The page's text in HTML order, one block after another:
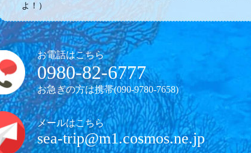
よ！）
お電話はこちら
0980-82-6777
お急ぎの方は携帯(090-9780-7658)
メールはこちら
sea-trip@m1.cosmos.ne.jp